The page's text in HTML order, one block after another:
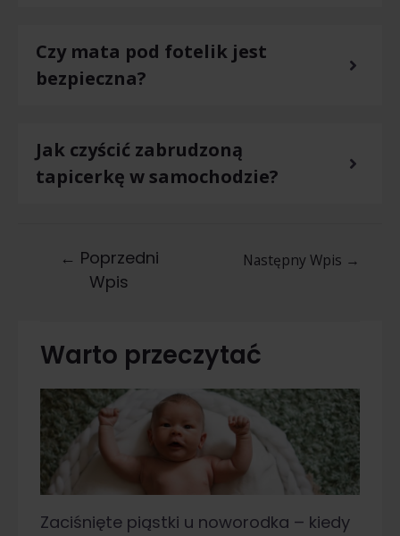
Czy mata pod fotelik jest
bezpieczna?
Jak czyścić zabrudzoną
tapicerkę w samochodzie?
← Poprzedni
Wpis
Następny Wpis →
Warto przeczytać
Zaciśnięte piąstki u noworodka – kiedy